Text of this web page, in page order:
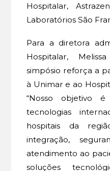
Hospitalar,
Laboratórios São
Para a diretora
Hospitalar,
simpósio reforça a
à Unimar e ao
“Nosso objetivo
tecnologias
hospitais da
integração,
atendimento ao
soluções